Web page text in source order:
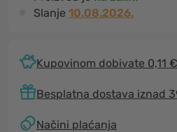
Slanje 10.08.2026.
Kupovinom dobivate 0,11 €
Besplatna dostava iznad
Načini plaćanja